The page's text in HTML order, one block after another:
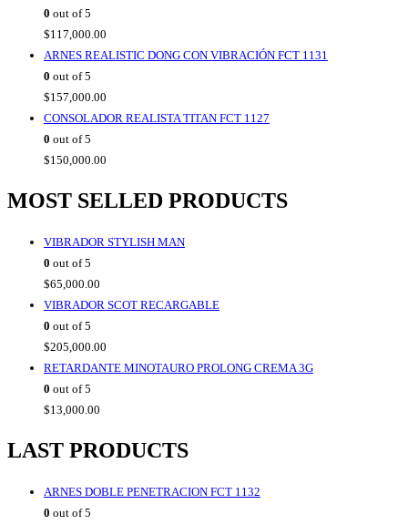
0 out of 5
$117,000.00
ARNES REALISTIC DONG CON VIBRACIÓN FCT 1131
0 out of 5
$157,000.00
CONSOLADOR REALISTA TITAN FCT 1127
0 out of 5
$150,000.00
MOST SELLED PRODUCTS
VIBRADOR STYLISH MAN
0 out of 5
$65,000.00
VIBRADOR SCOT RECARGABLE
0 out of 5
$205,000.00
RETARDANTE MINOTAURO PROLONG CREMA 3G
0 out of 5
$13,000.00
LAST PRODUCTS
ARNES DOBLE PENETRACION FCT 1132
0 out of 5